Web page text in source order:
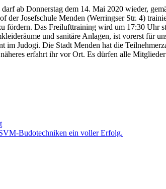
ab Donnerstag dem 14. Mai 2020 wieder,
der Josefschule Menden (Werringser Str. 4)
fördern. Das Freilufttraining wird um 17:30 Uhr
und sanitäre Anlagen, ist vorerst für
im Judogi. Die Stadt Menden hat die
erfahrt ihr vor Ort. Es dürfen alle
Budotechniken ein voller Erfolg.